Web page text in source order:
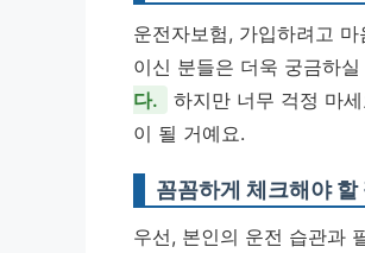
운전자보험, 가입하려고
이신 분들은 더욱 궁금하
다.
하지만 너무 걱정 마
이 될 거예요.
꼼꼼하게 체크해야 할
우선, 본인의 운전 습관과